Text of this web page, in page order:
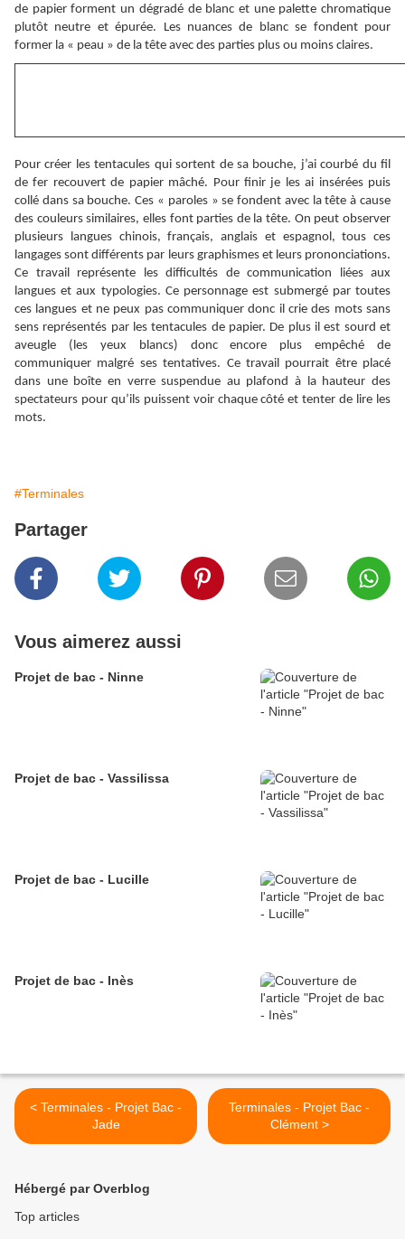
de papier forment un dégradé de blanc et une palette chromatique
plutôt neutre et épurée. Les nuances de blanc se fondent pour
former la « peau » de la tête avec des parties plus ou moins claires.
Pour créer les tentacules qui sortent de sa bouche, j’ai courbé du fil
de fer recouvert de papier mâché. Pour finir je les ai insérées puis
collé dans sa bouche. Ces « paroles » se fondent avec la tête à cause
des couleurs similaires, elles font parties de la tête. On peut observer
plusieurs langues chinois, français, anglais et espagnol, tous ces
langages sont différents par leurs graphismes et leurs prononciations.
Ce travail représente les difficultés de communication liées aux
langues et aux typologies. Ce personnage est submergé par toutes
ces langues et ne peux pas communiquer donc il crie des mots sans
sens représentés par les tentacules de papier. De plus il est sourd et
aveugle (les yeux blancs) donc encore plus empêché de
communiquer malgré ses tentatives. Ce travail pourrait être placé
dans une boîte en verre suspendue au plafond à la hauteur des
spectateurs pour qu’ils puissent voir chaque côté et tenter de lire les
mots.
#Terminales
Partager
Vous aimerez aussi
Projet de bac - Ninne
Projet de bac - Vassilissa
Projet de bac - Lucille
Projet de bac - Inès
< Terminales - Projet Bac -
Jade
Terminales - Projet Bac -
Clément >
Hébergé par Overblog
Top articles